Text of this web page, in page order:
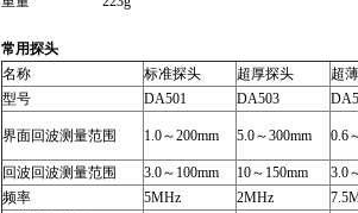
常用探头
名称
标准探头 超厚探头 超
型号
DA501 DA503
界面回波测量范围 1.0～200mm 5.0～300mm 0.6
回波回波测量范围
3.0～100mm 10～150mm
3.0
频率
5MHz 2MHz